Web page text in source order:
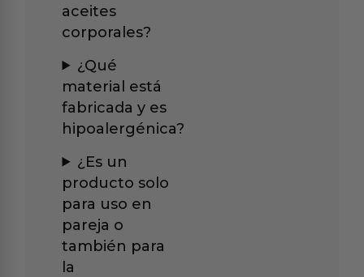
aceites
corporales?
¿Qué
material está
fabricada y es
hipoalergénica?
¿Es un
producto solo
para uso en
pareja o
también para
la